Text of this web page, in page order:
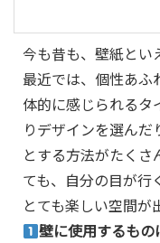
今も昔も、壁紙とい
最近では、個性あふ
体的に感じられるタ
りデザインを選んだ
とする方法がたくさ
ても、自分の目が行
とても楽しい空間が
壁に使用するもの